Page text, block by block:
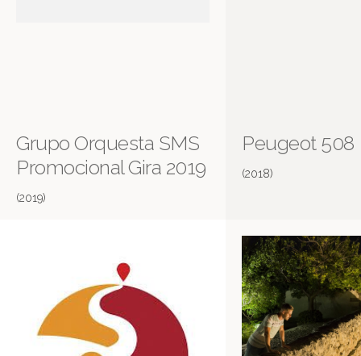
Grupo Orquesta SMS
Promocional Gira 2019
(2019)
Peugeot 508
(2018)